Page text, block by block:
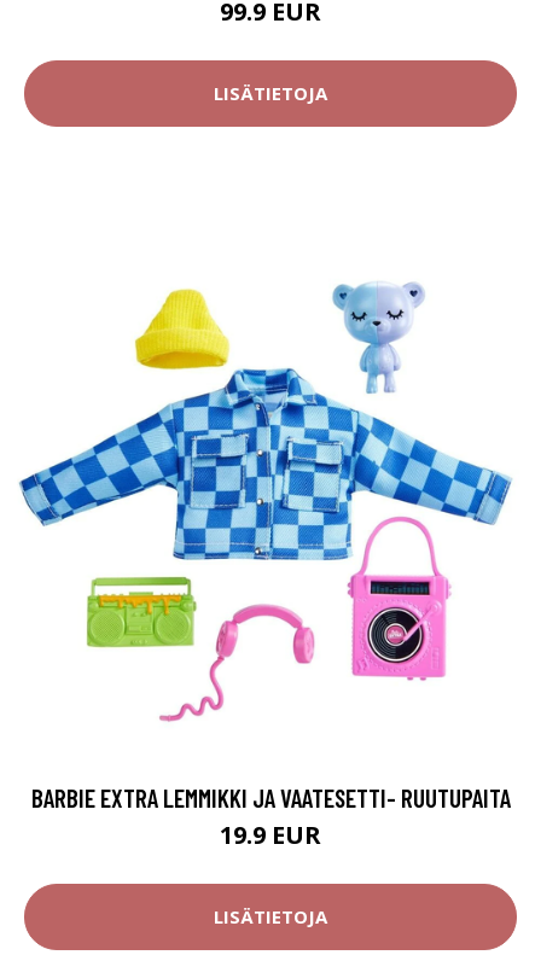
99.9 EUR
LISÄTIETOJA
BARBIE EXTRA LEMMIKKI JA VAATESETTI- RUUTUPAITA
19.9 EUR
LISÄTIETOJA